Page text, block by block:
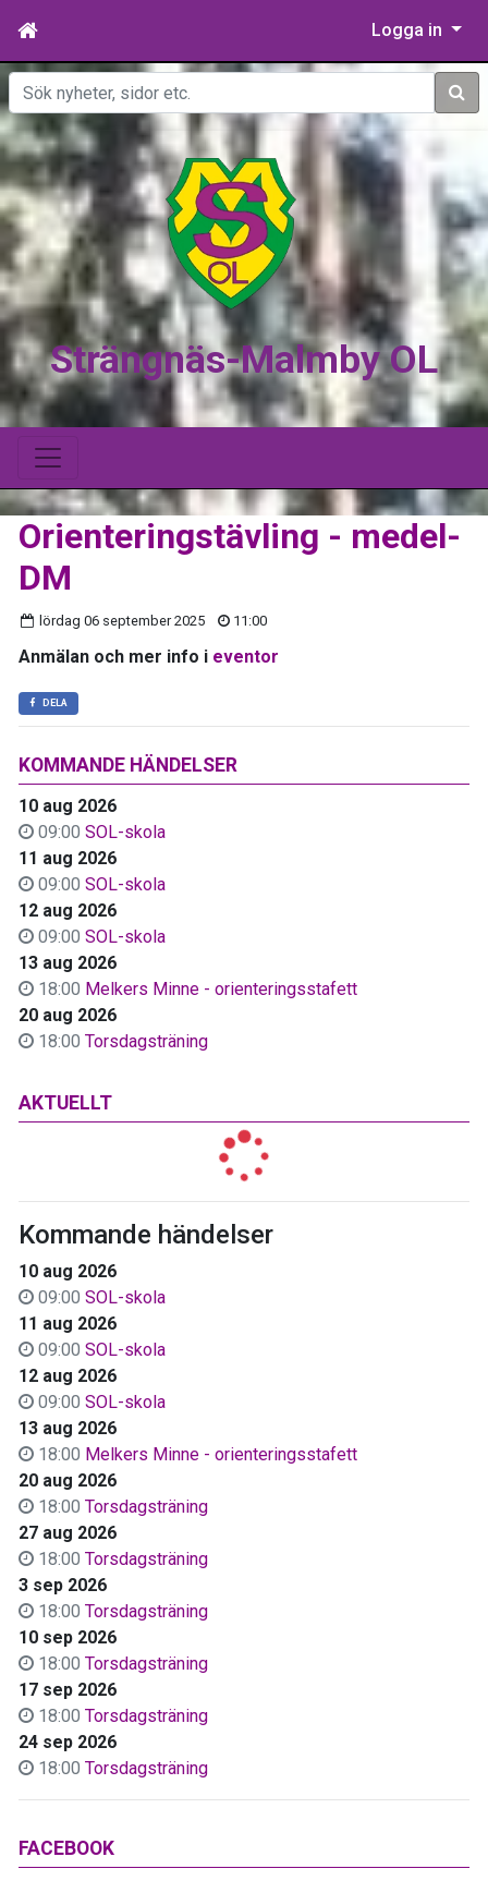
Logga in
Sök
Strängnäs-Malmby OL
KOMMANDE HÄNDELSER
10 aug 2026
09:00 SOL-skola
11 aug 2026
09:00 SOL-skola
12 aug 2026
09:00 SOL-skola
13 aug 2026
18:00 Melkers Minne - orienteringsstafett
20 aug 2026
18:00 Torsdagsträning
AKTUELLT
Kommande händelser
10 aug 2026
09:00 SOL-skola
11 aug 2026
09:00 SOL-skola
12 aug 2026
09:00 SOL-skola
13 aug 2026
18:00 Melkers Minne - orienteringsstafett
20 aug 2026
18:00 Torsdagsträning
27 aug 2026
18:00 Torsdagsträning
3 sep 2026
18:00 Torsdagsträning
10 sep 2026
18:00 Torsdagsträning
17 sep 2026
18:00 Torsdagsträning
24 sep 2026
18:00 Torsdagsträning
Orienteringstävling - medel-
DM
lördag 06 september 2025 11:00
Anmälan och mer info i eventor
DELA
FACEBOOK